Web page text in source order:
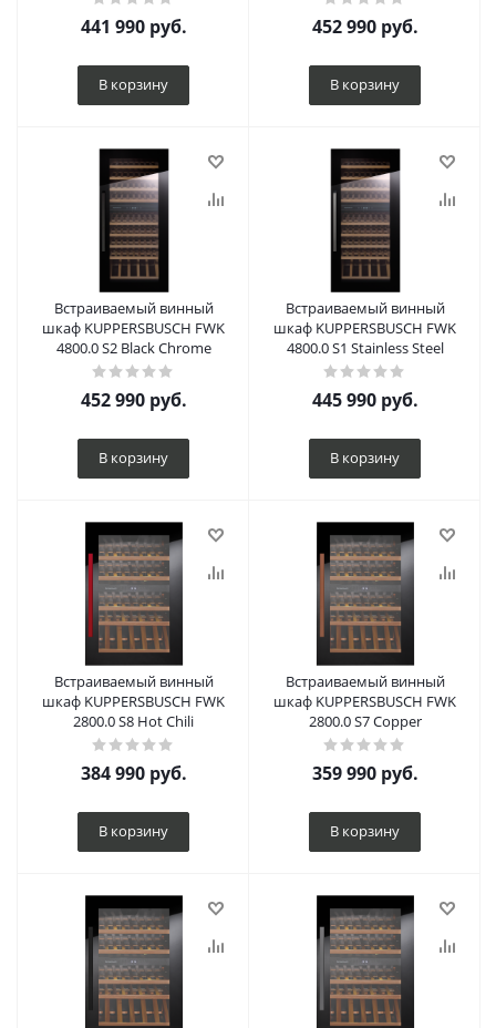
441 990руб.
В корзину
452 990руб.
В корзину
Встраиваемый винный
шкаф KUPPERSBUSCH FWK
4800.0 S2 Black Chrome
452 990руб.
В корзину
Встраиваемый винный
шкаф KUPPERSBUSCH FWK
4800.0 S1 Stainless Steel
445 990руб.
В корзину
Встраиваемый винный
шкаф KUPPERSBUSCH FWK
2800.0 S8 Hot Chili
384 990руб.
В корзину
Встраиваемый винный
шкаф KUPPERSBUSCH FWK
2800.0 S7 Copper
359 990руб.
В корзину